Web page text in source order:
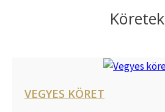
Köretek
VEGYES KÖRET